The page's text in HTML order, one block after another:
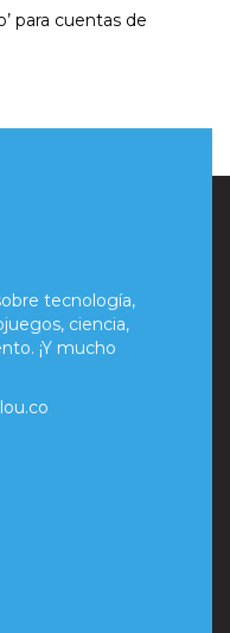
para cuentas de
tecnología,
ciencia,
¡Y mucho